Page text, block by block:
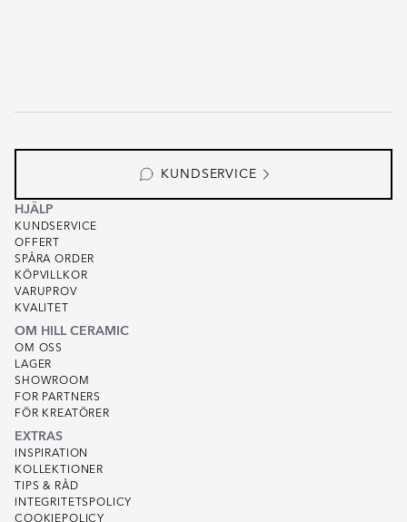
KUNDSERVICE
HJÄLP
KUNDSERVICE
OFFERT
SPÅRA ORDER
KÖPVILLKOR
VARUPROV
KVALITET
OM HILL CERAMIC
OM OSS
LAGER
SHOWROOM
FOR PARTNERS
FÖR KREATÖRER
EXTRAS
INSPIRATION
KOLLEKTIONER
TIPS & RÅD
INTEGRITETSPOLICY
COOKIEPOLICY